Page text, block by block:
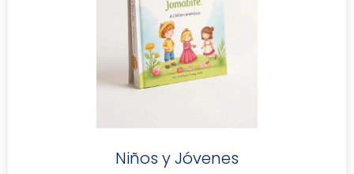
Niños y Jóvenes